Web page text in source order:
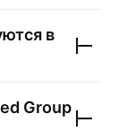
в
Group